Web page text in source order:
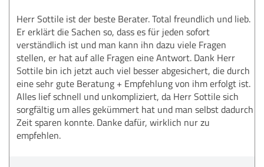
Herr Sottile ist der beste Berater. Total freundlich und lieb.
Er erklärt die Sachen so, dass es für jeden sofort
verständlich ist und man kann ihn dazu viele Fragen
stellen, er hat auf alle Fragen eine Antwort. Dank Herr
Sottile bin ich jetzt auch viel besser abgesichert, die durch
eine sehr gute Beratung + Empfehlung von ihm erfolgt ist.
Alles lief schnell und unkompliziert, da Herr Sottile sich
sorgfältig um alles gekümmert hat und man selbst dadurch
Zeit sparen konnte. Danke dafür, wirklich nur zu
empfehlen.